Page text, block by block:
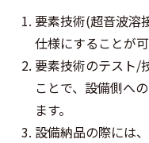
要素技術(超音波溶
仕様にすることが可
要素技術のテスト/
ことで、設備側へ
ます。
設備納品の際には